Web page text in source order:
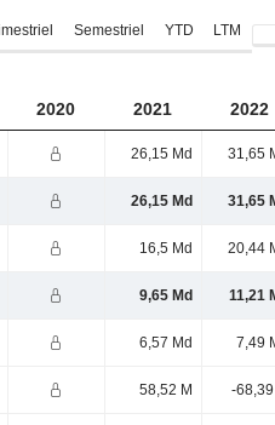
Semestriel YTD LTM
2020 2021 2022
26,15 Md 31,65
26,15 Md 31,65
16,5 Md 20,44
9,65 Md 11,21
6,57 Md 7,49
58,52 M -68,39